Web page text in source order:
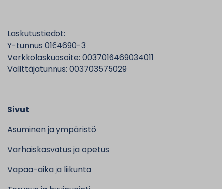
Laskutustiedot:
Y-tunnus 0164690-3
Verkkolaskuosoite: 0037016469034011
Välittäjätunnus: 003703575029
Sivut
Asuminen ja ympäristö
Varhaiskasvatus ja opetus
Vapaa-aika ja liikunta